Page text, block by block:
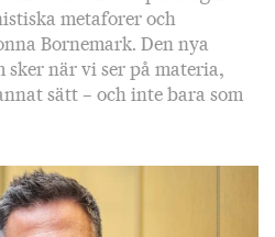
metaforer och
Bornemark. Den nya
sker när vi ser på materia,
sätt – och inte bara som